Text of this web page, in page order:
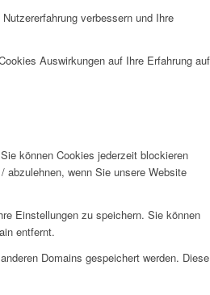
verbessern und Ihre
Auswirkungen auf Ihre Erfahrung auf
können Cookies jederzeit blockieren
abzulehnen, wenn Sie unsere Website
Einstellungen zu speichern. Sie können
entfernt.
Domains gespeichert werden. Diese